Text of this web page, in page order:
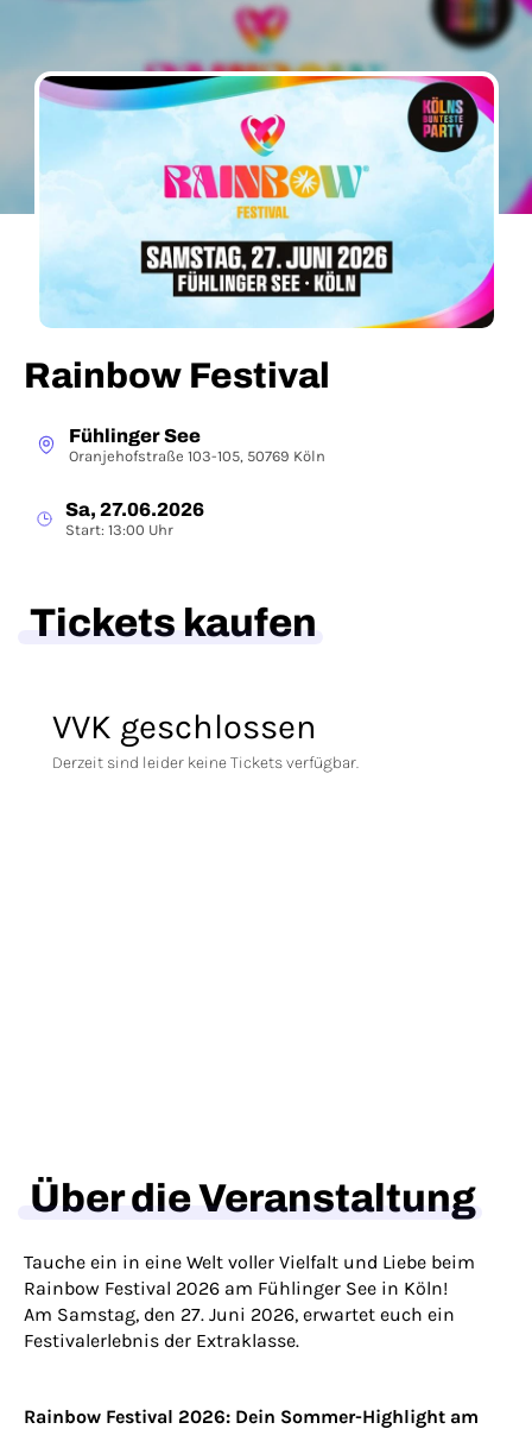
Rainbow Festival
Fühlinger See
Oranjehofstraße 103-105, 50769 Köln
Sa, 27.06.2026
Start: 13:00 Uhr
Tickets kaufen
VVK geschlossen
Derzeit sind leider keine Tickets verfügbar.
Über die Veranstaltung
Tauche ein in eine Welt voller Vielfalt und Liebe beim
Rainbow Festival 2026 am Fühlinger See in Köln!
Am Samstag, den 27. Juni 2026, erwartet euch ein
Festivalerlebnis der Extraklasse.
Rainbow Festival 2026: Dein Sommer-Highlight am